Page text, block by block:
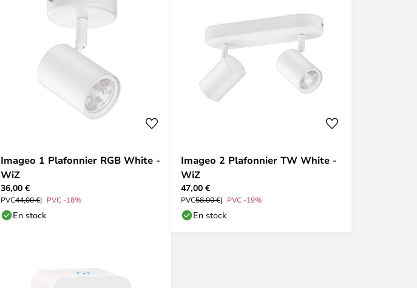
Imageo 1 Plafonnier RGB White -
WiZ
36,00 €
PVC44,00 € PVC -18%
En stock
Imageo 2 Plafonnier TW White -
WiZ
47,00 €
PVC58,00 € PVC -19%
En stock